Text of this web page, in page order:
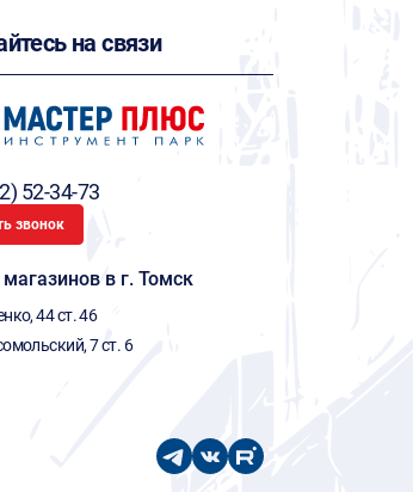
на связи
52-34-73
звонок
в г. Томск
44 ст. 46
7 ст. 6